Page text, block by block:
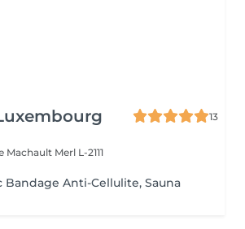
13
Machault Merl L-2111
Bandage Anti-Cellulite, Sauna